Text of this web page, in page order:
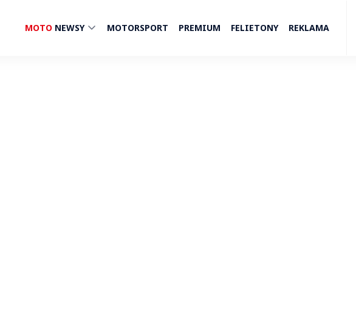
MOTO NEWSY MOTORSPORT PREMIUM FELIETONY REKLAMA